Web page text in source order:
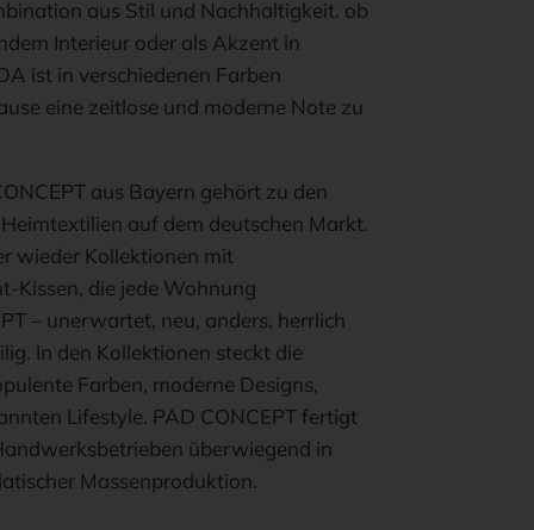
aus Stil und Nachhaltigkeit. ob
Interieur oder als Akzent in
ist in verschiedenen Farben
eine zeitlose und moderne Note zu
aus Bayern gehört zu den
auf dem deutschen Markt.
wieder Kollektionen mit
Kissen, die jede Wohnung
– unerwartet, neu, anders, herrlich
In den Kollektionen steckt die
Farben, moderne Designs,
Lifestyle. PAD CONCEPT fertigt
überwiegend in
Massenproduktion.